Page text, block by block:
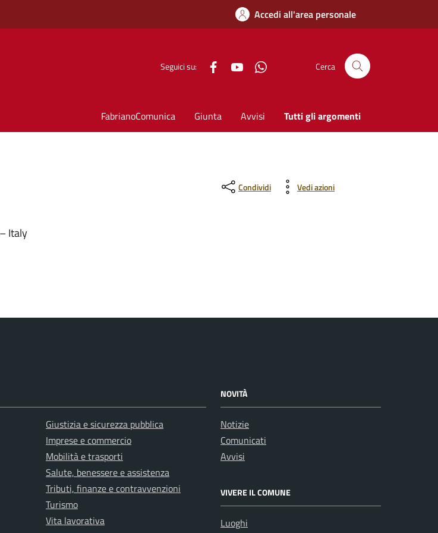
Accedi all'area personale
Seguici su: FacebookYouTube Cerca
FabrianoComunica Giunta Avvisi Tutti gli argomenti
Condividi Vedi azioni
Italy
Giustizia e sicurezza pubblica
Imprese e commercio
Mobilità e trasporti
Salute, benessere e assistenza
Tributi, finanze e contravvenzioni
Turismo
Vita lavorativa
NOVITÀ
Notizie
Comunicati
Avvisi
VIVERE IL COMUNE
Luoghi